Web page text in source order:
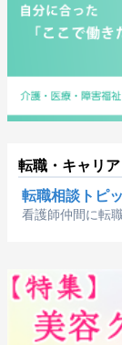
転職・キャリ
転職相談トピ
看護師仲間に転